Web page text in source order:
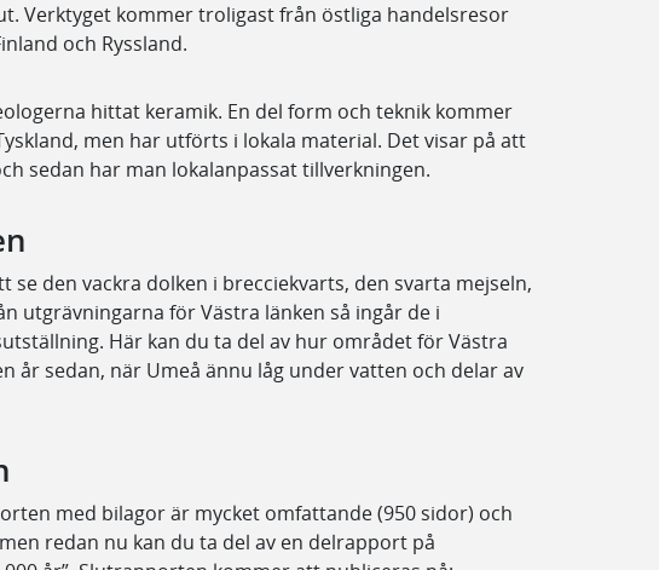
Verktyget kommer troligast från östliga handelsresor
och Ryssland.
hittat keramik. En del form och teknik kommer
men har utförts i lokala material. Det visar på att
sedan har man lokalanpassat tillverkningen.
se den vackra dolken i brecciekvarts, den svarta mejseln,
utgrävningarna för Västra länken så ingår de i
Här kan du ta del av hur området för Västra
år sedan, när Umeå ännu låg under vatten och delar av
med bilagor är mycket omfattande (950 sidor) och
redan nu kan du ta del av en delrapport på